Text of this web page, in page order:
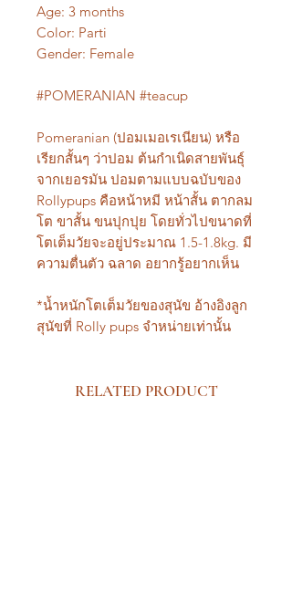
Age: 3 months
Color: Parti
Gender: Female
#POMERANIAN #teacup
Pomeranian (ปอมเมอเรเนียน) หรือ
เรียกสั้นๆ ว่าปอม ต้นกำเนิดสายพันธุ์
จากเยอรมัน ปอมตามแบบฉบับของ
Rollypups คือหน้าหมี หน้าสั้น ตากลม
โต ขาสั้น ขนปุกปุย โดยทั่วไปขนาดที่
โตเต็มวัยจะอยู่ประมาณ 1.5-1.8kg. มี
ความตื่นตัว ฉลาด อยากรู้อยากเห็น
*น้ำหนักโตเต็มวัยของสุนัข อ้างอิงลูก
สุนัขที่ Rolly pups จำหน่ายเท่านั้น
RELATED PRODUCT